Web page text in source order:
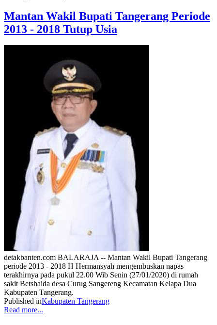
Mantan Wakil Bupati Tangerang Periode
2013 - 2018 Tutup Usia
detakbanten.com BALARAJA -- Mantan Wakil Bupati Tangerang
periode 2013 - 2018 H Hermansyah mengembuskan napas
terakhirnya pada pukul 22.00 Wib Senin (27/01/2020) di rumah
sakit Betshaida desa Curug Sangereng Kecamatan Kelapa Dua
Kabupaten Tangerang.
Published inKabupaten Tangerang
Read more...